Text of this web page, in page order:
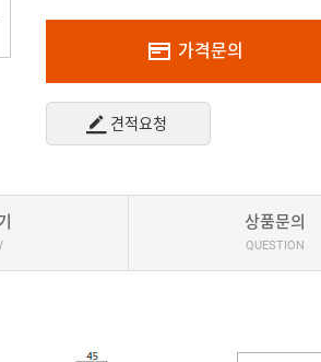
가격문의
견적요청
상품문의
QUESTION